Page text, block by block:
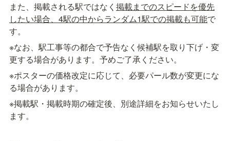
また、掲載される駅ではなく 掲載までのスピードを優先
したい場合、4駅の中からランダム1駅での掲載も可能で
す。
※なお、駅工事等の都合で予告なく候補駅を取り下げ・変
更する場合があります。予めご了承ください。
※ポスターの価格改定に応じて、必要パール数が変更にな
る場合があります。
※掲載駅・掲載時期の確定後、別途詳細をお知らせいたし
ます。